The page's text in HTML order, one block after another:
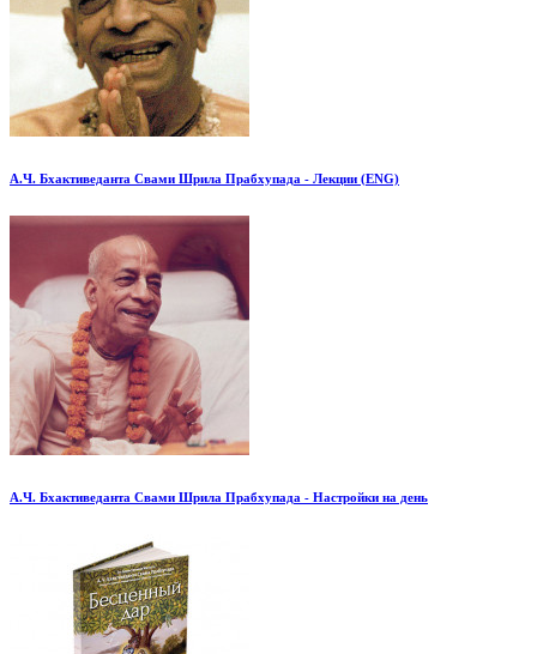
А.Ч. Бхактиведанта Свами Шрила Прабхупада - Лекции (ENG)
А.Ч. Бхактиведанта Свами Шрила Прабхупада - Настройки на день